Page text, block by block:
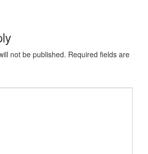
not be published. Required fields are